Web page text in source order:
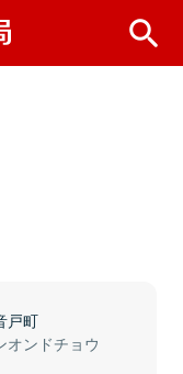
戸町
オンドチョウ